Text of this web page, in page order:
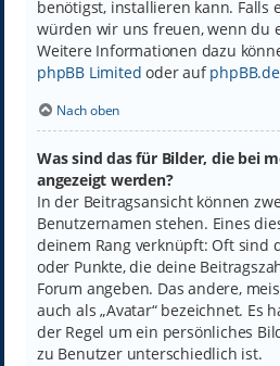
benötigst, installieren kann. Falls
würden wir uns freuen, wenn du
Weitere Informationen dazu
phpBB Limited oder aufphpBB.de
Nach oben
Was sind das für Bilder, die bei
angezeigt werden?
In der Beitragsansicht können
Benutzernamen stehen. Eines
deinem Rang verknüpft: Oft sind
oder Punkte, die deine
Forum angeben. Das andere,
auch als „Avatar“ bezeichnet. Es
der Regel um ein persönliches
zu Benutzer unterschiedlich ist.